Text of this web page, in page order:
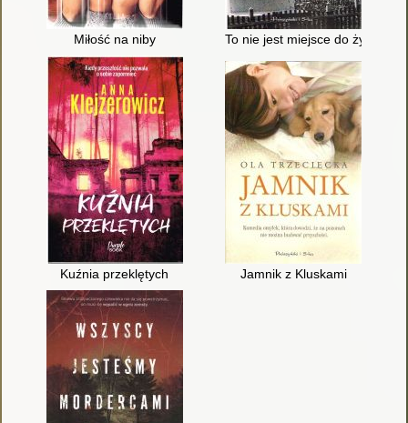
Miłość na niby To nie jest miejsce do życia :
Kuźnia przeklętych Jamnik z Kluskami